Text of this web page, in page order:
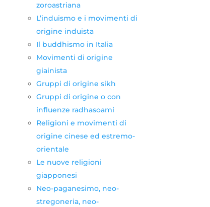
zoroastriana
L’induismo e i movimenti di
origine induista
Il buddhismo in Italia
Movimenti di origine
giainista
Gruppi di origine sikh
Gruppi di origine o con
influenze radhasoami
Religioni e movimenti di
origine cinese ed estremo-
orientale
Le nuove religioni
giapponesi
Neo-paganesimo, neo-
stregoneria, neo-